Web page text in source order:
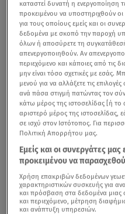
καταστεί δυνατή η ενεργοποίηση
προκειμένου να υποστηριχθούν
για τους οποίους εμείς και οι
δεδομένα με σκοπό την παροχή
όλων ή αποσύρετε τη
απενεργοποιηθούν. Αν
περιεχόμενο και κάποιες από τις
μην είναι τόσο σχετικές με εσάς.
μενού για να αλλάξετε τις
ανά πάσα στιγμή πατώντας τον
κάτω μέρος της ιστοσελίδας [ή το
αριστερό μέρος της ιστοσελίδας,
σε ισχύ στον Ιστότοπος. Για
Πολιτική Απορρήτου μας.
Εμείς και οι συνεργάτες
προκειμένου να
Χρήση επακριβών δεδομένων
χαρακτηριστικών συσκευής για
και πρόσβαση στα δεδομένα μιας
και περιεχόμενο, μέτρηση
και ανάπτυξη υπηρεσιών.